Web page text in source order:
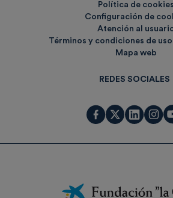
Política de cookies
Configuración de
Atención al
Términos y condiciones de
Mapa web
REDES SOCIALES
Fundación